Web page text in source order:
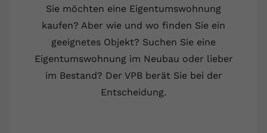
Sie möchten eine Eigentumswohnung
kaufen? Aber wie und wo finden Sie ein
geeignetes Objekt? Suchen Sie eine
Eigentumswohnung im Neubau oder lieber
im Bestand? Der VPB berät Sie bei der
Entscheidung.